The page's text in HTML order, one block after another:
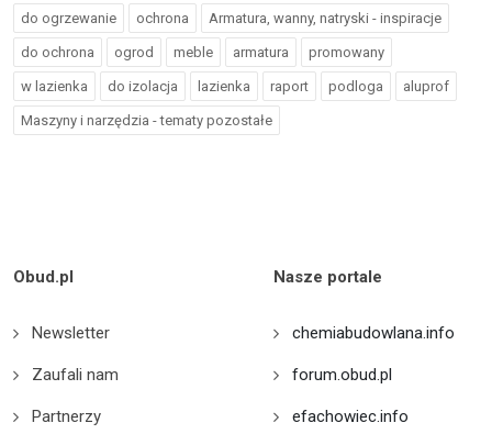
do ogrzewanie ochrona Armatura, wanny, natryski - inspiracje
do ochrona ogrod meble armatura promowany
w lazienka do izolacja lazienka raport podloga aluprof
Maszyny i narzędzia - tematy pozostałe
Obud.pl
Newsletter
Zaufali nam
Partnerzy
Nasze portale
chemiabudowlana.info
forum.obud.pl
efachowiec.info